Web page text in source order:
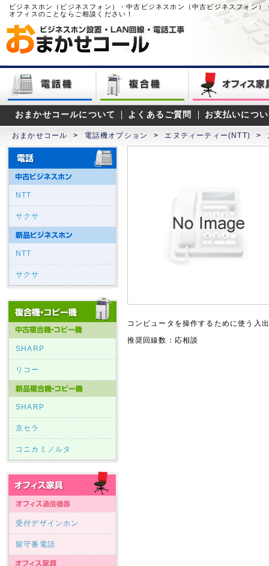
ビジネスホン（ビジネスフォン）・中古ビジネスホン（中古ビジネスフォン
オフィスのことならご相談ください！
おまかせコールについて よくあるご質問 お支払いにつ
おまかせコール > 電話機オプション > エヌティーティー(NTT) >
NTT
サクサ
NTT
サクサ
SHARP
リコー
SHARP
京セラ
コニカミノルタ
受付デザインホン
留守番電話
コンピュータを操作するために使う入
推奨回線数：応相談